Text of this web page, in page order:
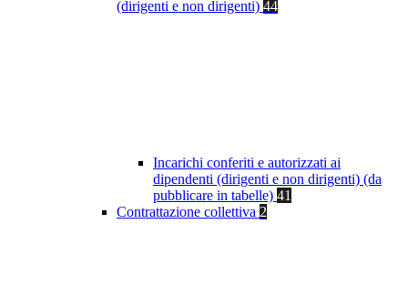
(dirigenti e non dirigenti) 44
Incarichi conferiti e autorizzati ai
dipendenti (dirigenti e non dirigenti) (da
pubblicare in tabelle) 41
Contrattazione collettiva 2